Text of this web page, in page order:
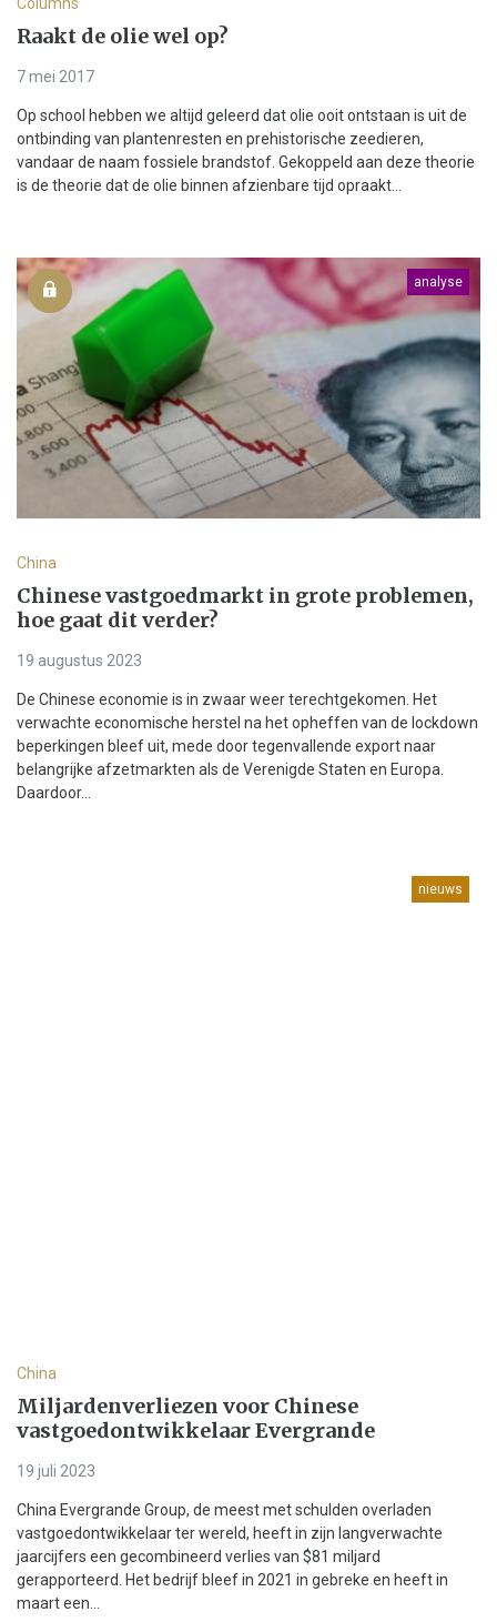
Raakt de olie wel op?
7 mei 2017
Op school hebben we altijd geleerd dat olie ooit ontstaan is uit de
ontbinding van plantenresten en prehistorische zeedieren,
vandaar de naam fossiele brandstof. Gekoppeld aan deze theorie
is de theorie dat de olie binnen afzienbare tijd opraakt...
analyse
China
Chinese vastgoedmarkt in grote problemen,
hoe gaat dit verder?
19 augustus 2023
De Chinese economie is in zwaar weer terechtgekomen. Het
verwachte economische herstel na het opheffen van de lockdown
beperkingen bleef uit, mede door tegenvallende export naar
belangrijke afzetmarkten als de Verenigde Staten en Europa.
Daardoor...
nieuws
China
Miljardenverliezen voor Chinese
vastgoedontwikkelaar Evergrande
19 juli 2023
China Evergrande Group, de meest met schulden overladen
vastgoedontwikkelaar ter wereld, heeft in zijn langverwachte
jaarcijfers een gecombineerd verlies van $81 miljard
gerapporteerd. Het bedrijf bleef in 2021 in gebreke en heeft in
maart een...